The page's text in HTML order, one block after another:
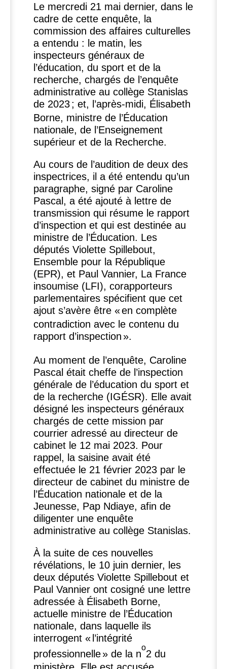
Le mercredi 21 mai dernier, dans le
cadre de cette enquête, la
commission des affaires culturelles
a entendu : le matin, les
inspecteurs généraux de
l’éducation, du sport et de la
recherche, chargés de l’enquête
administrative au collège Stanislas
de 2023; et, l’après-midi, Élisabeth
Borne, ministre de l’Éducation
nationale, de l’Enseignement
supérieur et de la Recherche.
Au cours de l’audition de deux des
inspectrices, il a été entendu qu’un
paragraphe, signé par Caroline
Pascal, a été ajouté à lettre de
transmission qui résume le rapport
d’inspection et qui est destinée au
ministre de l’Éducation. Les
députés Violette Spillebout,
Ensemble pour la République
(EPR), et Paul Vannier, La France
insoumise (LFI), corapporteurs
parlementaires spécifient que cet
ajout s’avère être «en complète
contradiction avec le contenu du
rapport d’inspection ».
Au moment de l’enquête, Caroline
Pascal était cheffe de l’inspection
générale de l’éducation du sport et
de la recherche (IGÉSR). Elle avait
désigné les inspecteurs généraux
chargés de cette mission par
courrier adressé au directeur de
cabinet le 12 mai 2023. Pour
rappel, la saisine avait été
effectuée le 21 février 2023 par le
directeur de cabinet du ministre de
l’Éducation nationale et de la
Jeunesse, Pap Ndiaye, afin de
diligenter une enquête
administrative au collège Stanislas.
À la suite de ces nouvelles
révélations, le 10 juin dernier, les
deux députés Violette Spillebout et
Paul Vannier ont cosigné une lettre
adressée à Élisabeth Borne,
actuelle ministre de l’Éducation
nationale, dans laquelle ils
interrogent «l’intégrité
professionnelle» de la n
o
2 du